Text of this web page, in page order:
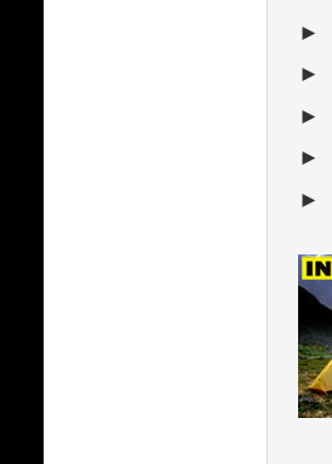
►
►
►
►
►